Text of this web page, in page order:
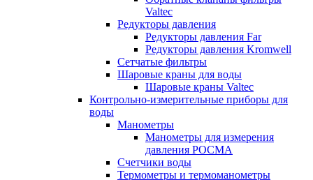
Valtec
Редукторы давления
Редукторы давления Far
Редукторы давления Kromwell
Сетчатые фильтры
Шаровые краны для воды
Шаровые краны Valtec
Контрольно-измерительные приборы для
воды
Манометры
Манометры для измерения
давления РОСМА
Счетчики воды
Термометры и термоманометры